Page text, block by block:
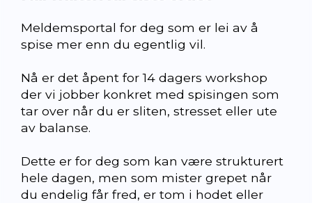
Meldemsportal for deg som er lei av å
spise mer enn du egentlig vil.
Nå er det åpent for 14 dagers workshop
der vi jobber konkret med spisingen som
tar over når du er sliten, stresset eller ute
av balanse.
Dette er for deg som kan være strukturert
hele dagen, men som mister grepet når
du endelig får fred, er tom i hodet eller